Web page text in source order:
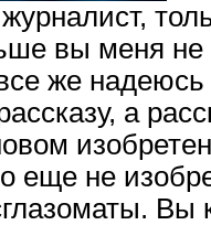
вы меня не
же
а
еще не
Вы